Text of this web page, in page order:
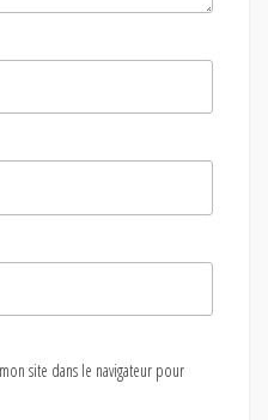
site dans le navigateur pour